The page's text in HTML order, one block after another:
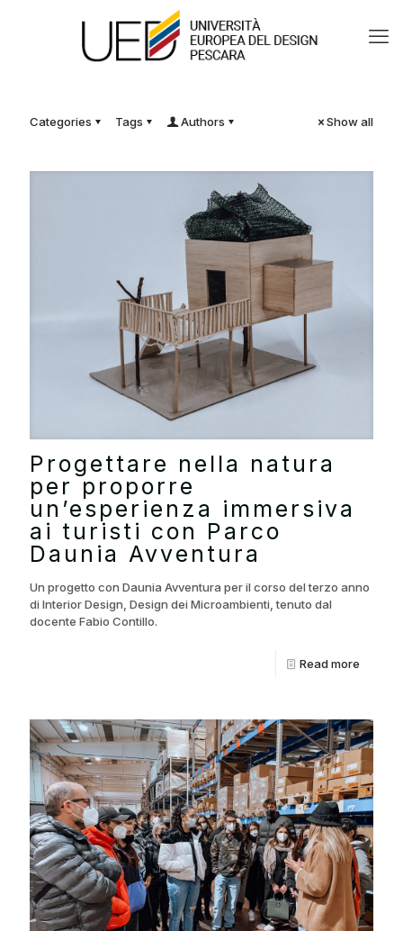
Categories Tags Authors Show all
Progettare nella natura
per proporre
un’esperienza immersiva
ai turisti con Parco
Daunia Avventura
Un progetto con Daunia Avventura per il corso del terzo anno
di Interior Design, Design dei Microambienti, tenuto dal
docente Fabio Contillo.
Read more